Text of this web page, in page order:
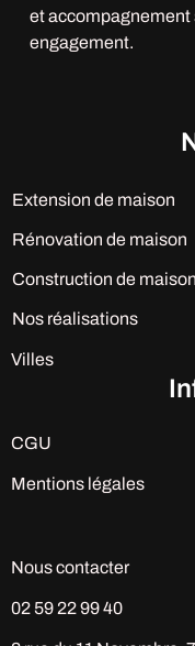
et
engagement.
Extension de maison
Rénovation de maison
Construction de
Nos réalisations
Villes
CGU
Mentions légales
Nous contacter
02 59 22 99 40